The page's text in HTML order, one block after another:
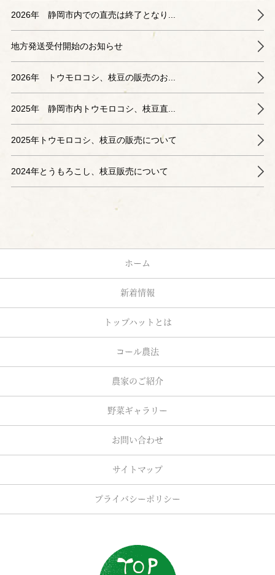
2026年 静岡市内での直売は終了となり...
地方発送受付開始のお知らせ
2026年 トウモロコシ、枝豆の販売のお...
2025年 静岡市内トウモロコシ、枝豆直...
2025年トウモロコシ、枝豆の販売について
2024年とうもろこし、枝豆販売について
ホーム
新着情報
トップハットとは
コール農法
農家のご紹介
野菜ギャラリー
お問い合わせ
サイトマップ
プライバシーポリシー